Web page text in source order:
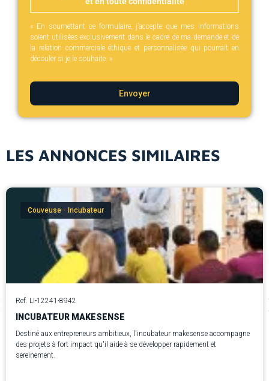
« En soumettant ce formulaire, j’accepte que mes informations
soient utilisées exclusivement dans le cadre de ma demande et de
la relation commerciale éthique et personnalisée qui pourrait en
découler si je le souhaite. »
Envoyer
LES ANNONCES SIMILAIRES
Couveuse - Incubateur
Ref. LI-12241-8942
INCUBATEUR MAKESENSE
Destiné aux entrepreneurs ambitieux, l'incubateur makesense accompagne
des projets à fort impact qu'il aide à se développer rapidement et
sereinement.